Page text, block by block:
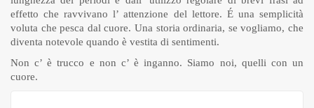
effetto che ravvivano l’ attenzione del lettore. É una semplicità
voluta che pesca dal cuore. Una storia ordinaria, se vogliamo, che
diventa notevole quando è vestita di sentimenti.
Non c’ è trucco e non c’ è inganno. Siamo noi, quelli con un
cuore.